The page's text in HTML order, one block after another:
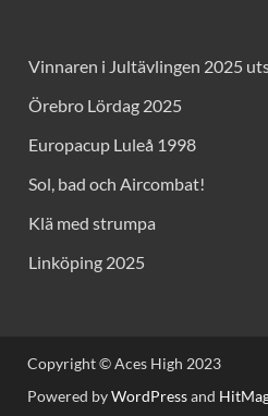
Vinnaren i Jultävlingen 2025
Örebro Lördag 2025
Europacup Luleå 1998
Sol, bad och Aircombat!
Klä med strumpa
Linköping 2025
Copyright © Aces High 2023
Powered byWordPressand